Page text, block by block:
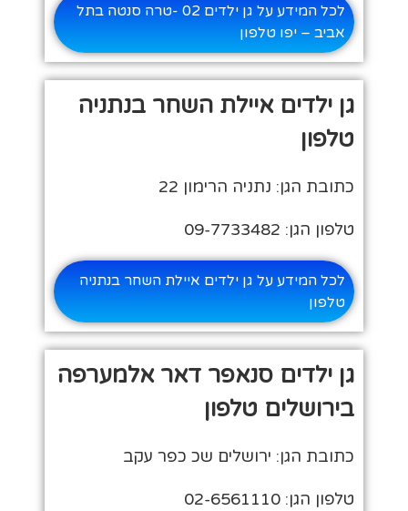
לכל המידע על גן ילדים 02 -טרה סנטה בתל
אביב – יפו טלפון
גן ילדים איילת השחר בנתניה
טלפון
כתובת הגן: נתניה הרימון 22
טלפון הגן: 09-7733482
לכל המידע על גן ילדים איילת השחר בנתניה
טלפון
גן ילדים סנאפר דאר אלמערפה
בירושלים טלפון
כתובת הגן: ירושלים שכ כפר עקב
טלפון הגן: 02-6561110